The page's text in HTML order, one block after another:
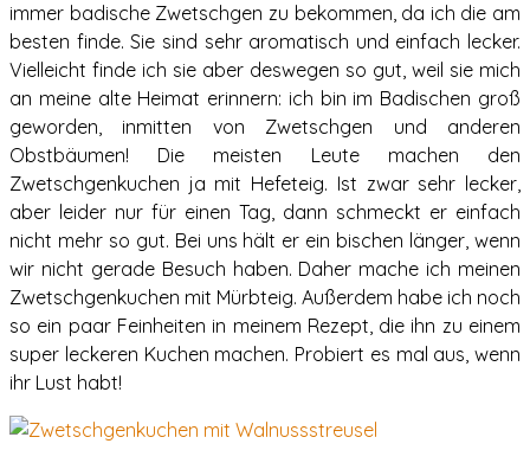
immer badische Zwetschgen zu bekommen, da ich die am
besten finde. Sie sind sehr aromatisch und einfach lecker.
Vielleicht finde ich sie aber deswegen so gut, weil sie mich
an meine alte Heimat erinnern: ich bin im Badischen groß
geworden, inmitten von Zwetschgen und anderen
Obstbäumen! Die meisten Leute machen den
Zwetschgenkuchen ja mit Hefeteig. Ist zwar sehr lecker,
aber leider nur für einen Tag, dann schmeckt er einfach
nicht mehr so gut. Bei uns hält er ein bischen länger, wenn
wir nicht gerade Besuch haben. Daher mache ich meinen
Zwetschgenkuchen mit Mürbteig. Außerdem habe ich noch
so ein paar Feinheiten in meinem Rezept, die ihn zu einem
super leckeren Kuchen machen. Probiert es mal aus, wenn
ihr Lust habt!